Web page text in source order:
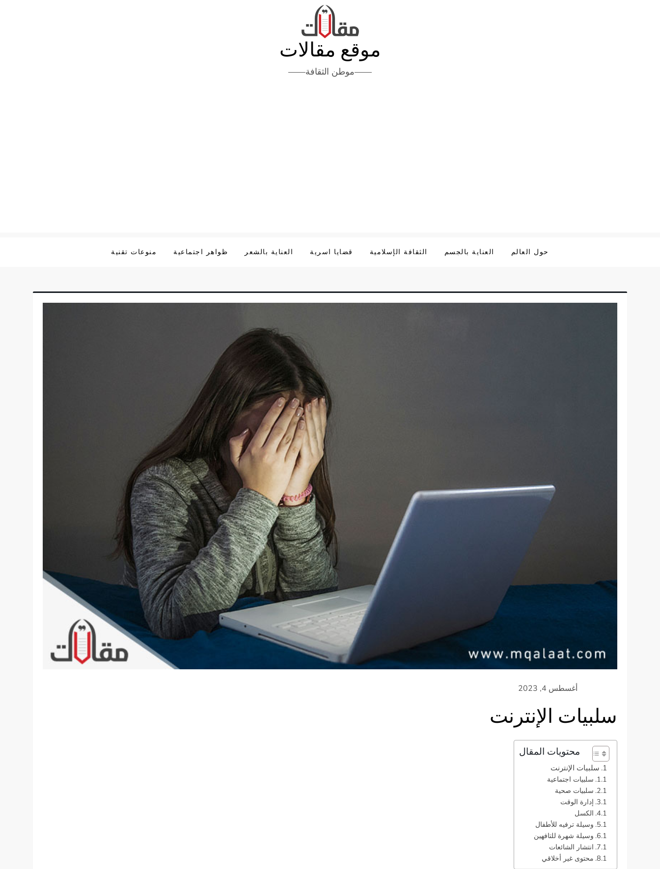
موقع مقالات
موطن الثقافة
حول العالم العناية بالجسم الثقافة الإسلامية قضايا اسرية العناية بالشعر ظواهر اجتماعية منوعات تقنية
سلبيات الإنترنت
محتويات المقال
سلبيات الإنترنت
سلبيات اجتماعية
سلبيات صحية
إدارة الوقت
الكسل
وسيلة ترفيه للأطفال
وسيلة شهرة للتافهين
انتشار الشائعات
محتوى غير أخلاقي